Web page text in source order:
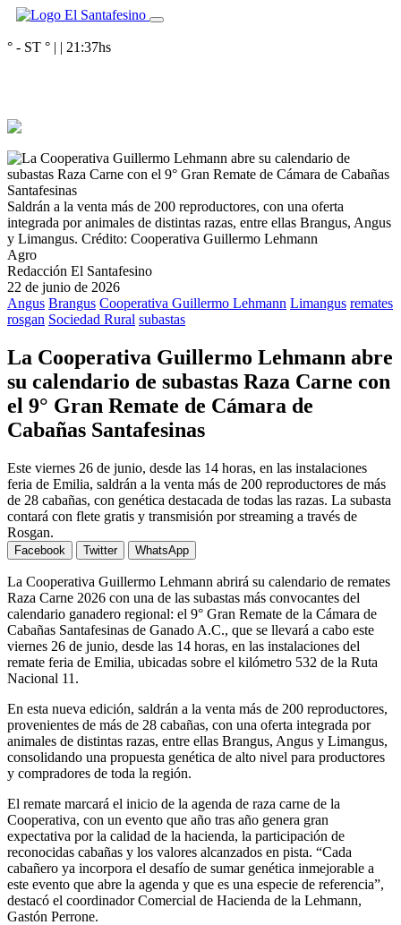
° - ST ° | | 21:37hs
Saldrán a la venta más de 200 reproductores, con una oferta
integrada por animales de distintas razas, entre ellas Brangus, Angus
y Limangus. Crédito: Cooperativa Guillermo Lehmann
Agro
Redacción El Santafesino
22 de junio de 2026
Angus Brangus Cooperativa Guillermo Lehmann Limangus remates
rosgan Sociedad Rural subastas
La Cooperativa Guillermo Lehmann abre
su calendario de subastas Raza Carne con
el 9° Gran Remate de Cámara de
Cabañas Santafesinas
Este viernes 26 de junio, desde las 14 horas, en las instalaciones
feria de Emilia, saldrán a la venta más de 200 reproductores de más
de 28 cabañas, con genética destacada de todas las razas. La subasta
contará con flete gratis y transmisión por streaming a través de
Rosgan.
Facebook Twitter WhatsApp
La Cooperativa Guillermo Lehmann abrirá su calendario de remates
Raza Carne 2026 con una de las subastas más convocantes del
calendario ganadero regional: el 9° Gran Remate de la Cámara de
Cabañas Santafesinas de Ganado A.C., que se llevará a cabo este
viernes 26 de junio, desde las 14 horas, en las instalaciones del
remate feria de Emilia, ubicadas sobre el kilómetro 532 de la Ruta
Nacional 11.
En esta nueva edición, saldrán a la venta más de 200 reproductores,
provenientes de más de 28 cabañas, con una oferta integrada por
animales de distintas razas, entre ellas Brangus, Angus y Limangus,
consolidando una propuesta genética de alto nivel para productores
y compradores de toda la región.
El remate marcará el inicio de la agenda de raza carne de la
Cooperativa, con un evento que año tras año genera gran
expectativa por la calidad de la hacienda, la participación de
reconocidas cabañas y los valores alcanzados en pista. “Cada
cabañero ya incorpora el desafío de sumar genética inmejorable a
este evento que abre la agenda y que es una especie de referencia”,
destacó el coordinador Comercial de Hacienda de la Lehmann,
Gastón Perrone.